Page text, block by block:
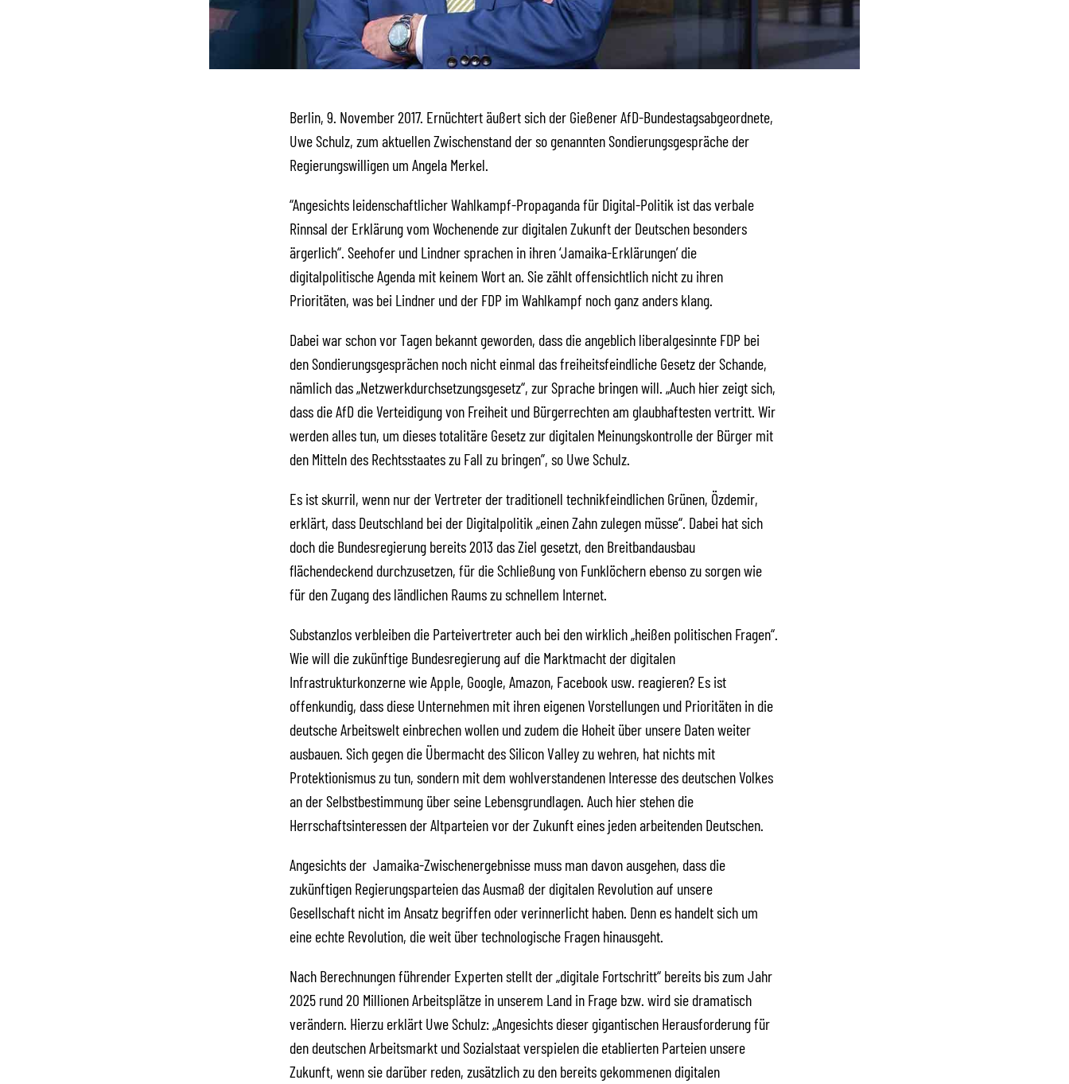
Berlin, 9. November 2017. Ernüchtert äußert sich der Gießener AfD-Bundestagsabgeordnete,
Uwe Schulz, zum aktuellen Zwischenstand der so genannten Sondierungsgespräche der
Regierungswilligen um Angela Merkel.
“Angesichts leidenschaftlicher Wahlkampf-Propaganda für Digital-Politik ist das verbale
Rinnsal der Erklärung vom Wochenende zur digitalen Zukunft der Deutschen besonders
ärgerlich“. Seehofer und Lindner sprachen in ihren ‘Jamaika-Erklärungen’ die
digitalpolitische Agenda mit keinem Wort an. Sie zählt offensichtlich nicht zu ihren
Prioritäten, was bei Lindner und der FDP im Wahlkampf noch ganz anders klang.
Dabei war schon vor Tagen bekannt geworden, dass die angeblich liberalgesinnte FDP bei
den Sondierungsgesprächen noch nicht einmal das freiheitsfeindliche Gesetz der Schande,
nämlich das „Netzwerkdurchsetzungsgesetz“, zur Sprache bringen will. „Auch hier zeigt sich,
dass die AfD die Verteidigung von Freiheit und Bürgerrechten am glaubhaftesten vertritt. Wir
werden alles tun, um dieses totalitäre Gesetz zur digitalen Meinungskontrolle der Bürger mit
den Mitteln des Rechtsstaates zu Fall zu bringen”, so Uwe Schulz.
Es ist skurril, wenn nur der Vertreter der traditionell technikfeindlichen Grünen, Özdemir,
erklärt, dass Deutschland bei der Digitalpolitik „einen Zahn zulegen müsse“. Dabei hat sich
doch die Bundesregierung bereits 2013 das Ziel gesetzt, den Breitbandausbau
flächendeckend durchzusetzen, für die Schließung von Funklöchern ebenso zu sorgen wie
für den Zugang des ländlichen Raums zu schnellem Internet.
Substanzlos verbleiben die Parteivertreter auch bei den wirklich „heißen politischen Fragen“.
Wie will die zukünftige Bundesregierung auf die Marktmacht der digitalen
Infrastrukturkonzerne wie Apple, Google, Amazon, Facebook usw. reagieren? Es ist
offenkundig, dass diese Unternehmen mit ihren eigenen Vorstellungen und Prioritäten in die
deutsche Arbeitswelt einbrechen wollen und zudem die Hoheit über unsere Daten weiter
ausbauen. Sich gegen die Übermacht des Silicon Valley zu wehren, hat nichts mit
Protektionismus zu tun, sondern mit dem wohlverstandenen Interesse des deutschen Volkes
an der Selbstbestimmung über seine Lebensgrundlagen. Auch hier stehen die
Herrschaftsinteressen der Altparteien vor der Zukunft eines jeden arbeitenden Deutschen.
Angesichts der Jamaika-Zwischenergebnisse muss man davon ausgehen, dass die
zukünftigen Regierungsparteien das Ausmaß der digitalen Revolution auf unsere
Gesellschaft nicht im Ansatz begriffen oder verinnerlicht haben. Denn es handelt sich um
eine echte Revolution, die weit über technologische Fragen hinausgeht.
Nach Berechnungen führender Experten stellt der „digitale Fortschritt“ bereits bis zum Jahr
2025 rund 20 Millionen Arbeitsplätze in unserem Land in Frage bzw. wird sie dramatisch
verändern. Hierzu erklärt Uwe Schulz: „Angesichts dieser gigantischen Herausforderung für
den deutschen Arbeitsmarkt und Sozialstaat verspielen die etablierten Parteien unsere
Zukunft, wenn sie darüber reden, zusätzlich zu den bereits gekommenen digitalen